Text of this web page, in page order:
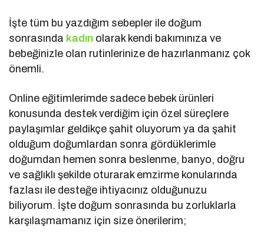
İşte tüm bu yazdığım sebepler ile doğum
sonrasında kadın olarak kendi bakımınıza ve
bebeğinizle olan rutinlerinize de hazırlanmanız çok
önemli.
Online eğitimlerimde sadece bebek ürünleri
konusunda destek verdiğim için özel süreçlere
paylaşımlar geldikçe şahit oluyorum ya da şahit
olduğum doğumlardan sonra gördüklerimle
doğumdan hemen sonra beslenme, banyo, doğru
ve sağlıklı şekilde oturarak emzirme konularında
fazlası ile desteğe ihtiyacınız olduğunuzu
biliyorum. İşte doğum sonrasında bu zorluklarla
karşılaşmamanız için size önerilerim;